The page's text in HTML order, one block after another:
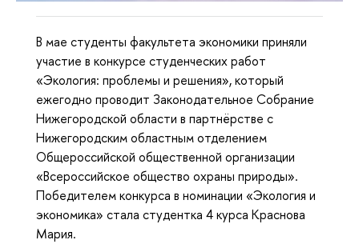
В мае студенты факультета экономики приняли
участие в конкурсе студенческих работ
«Экология: проблемы и решения», который
ежегодно проводит Законодательное Собрание
Нижегородской области в партнёрстве с
Нижегородским областным отделением
Общероссийской общественной организации
«Всероссийское общество охраны природы».
Победителем конкурса в номинации «Экология и
экономика» стала студентка 4 курса Краснова
Мария.